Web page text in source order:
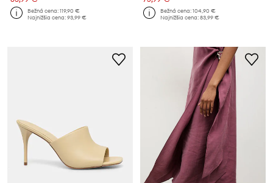
Bežná cena:119,90 €
Najnižšia cena:93,99 €
Bežná cena:104,90 €
Najnižšia cena:83,99 €